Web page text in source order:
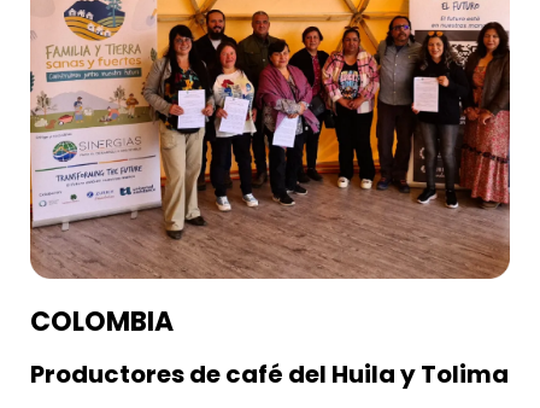
COLOMBIA
Productores de café del Huila y Tolima